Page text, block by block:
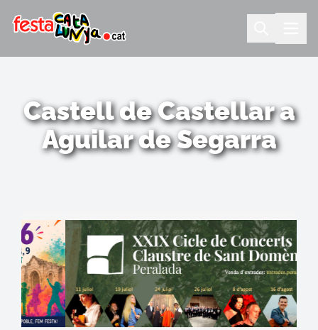
Castell de Castellar a
Aguilar de Segarra